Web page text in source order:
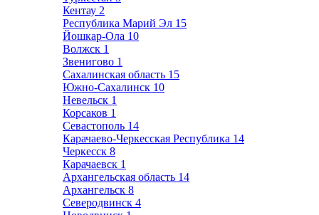
Кентау 2
Республика Марий Эл 15
Йошкар-Ола 10
Волжск 1
Звенигово 1
Сахалинская область 15
Южно-Сахалинск 10
Невельск 1
Корсаков 1
Севастополь 14
Карачаево-Черкесская Республика 14
Черкесск 8
Карачаевск 1
Архангельская область 14
Архангельск 8
Северодвинск 4